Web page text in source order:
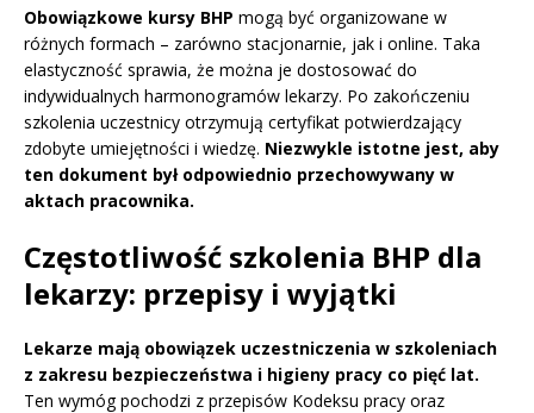
Obowiązkowe kursy BHP mogą być organizowane w
różnych formach – zarówno stacjonarnie, jak i online. Taka
elastyczność sprawia, że można je dostosować do
indywidualnych harmonogramów lekarzy. Po zakończeniu
szkolenia uczestnicy otrzymują certyfikat potwierdzający
zdobyte umiejętności i wiedzę. Niezwykle istotne jest, aby
ten dokument był odpowiednio przechowywany w
aktach pracownika.
Częstotliwość szkolenia BHP dla
lekarzy: przepisy i wyjątki
Lekarze mają obowiązek uczestniczenia w szkoleniach
z zakresu bezpieczeństwa i higieny pracy co pięć lat.
Ten wymóg pochodzi z przepisów Kodeksu pracy oraz